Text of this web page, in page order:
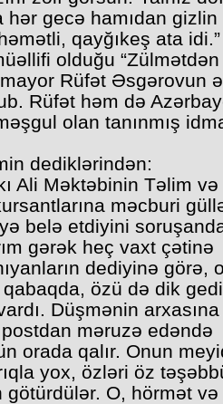
gecə hamıdan gizlin
qayğıkeş ata idi.”
olduğu
Rüfət Əsgərovun
Rüfət həm də
olan tanınmış
dediklərindən:
Ali Məktəbinin Təlim
məcburi
belə etdiyini
gərək heç vaxt çətinə
dediyinə görə,
özü də dik
Düşmənin
məruzə edəndə
orada qalır. Onun
yox, özləri öz
götürdülər. O, hörmət